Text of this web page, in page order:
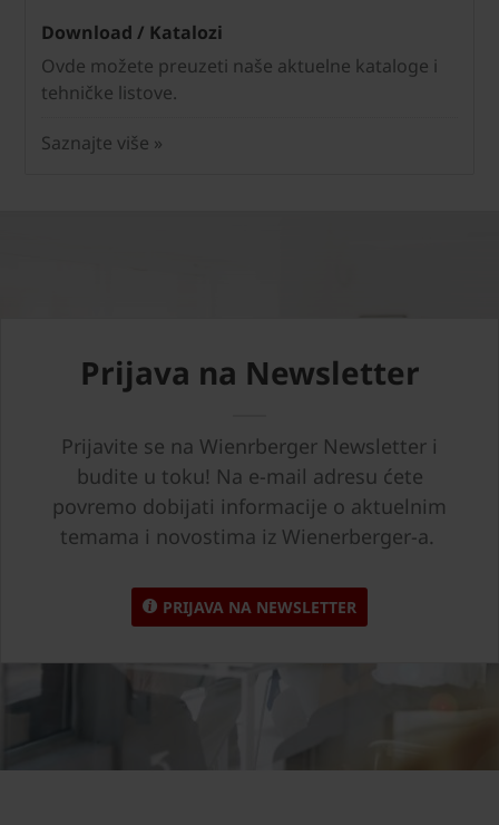
Download / Katalozi
Ovde možete preuzeti naše aktuelne kataloge i
tehničke listove.
Saznajte više »
Prijava na Newsletter
Prijavite se na Wienrberger Newsletter i
budite u toku! Na e-mail adresu ćete
povremo dobijati informacije o aktuelnim
temama i novostima iz Wienerberger-a.
PRIJAVA NA NEWSLETTER